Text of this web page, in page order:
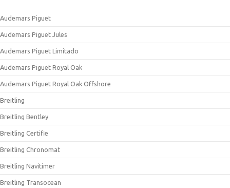
Audemars Piguet
Audemars Piguet Jules
Audemars Piguet Limitado
Audemars Piguet Royal Oak
Audemars Piguet Royal Oak Offshore
Breitling
Breitling Bentley
Breitling Certifie
Breitling Chronomat
Breitling Navitimer
Breitling Transocean